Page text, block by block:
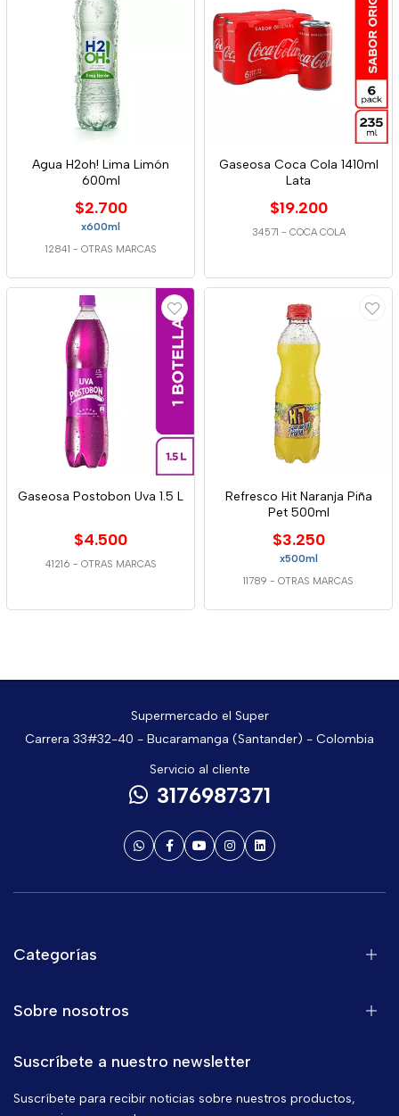
Agua H2oh! Lima Limón
600ml
$2.700
x600ml
12841 - OTRAS MARCAS
Gaseosa Coca Cola 1410ml
Lata
$19.200
34571 - COCA COLA
Gaseosa Postobon Uva 1.5 L
$4.500
41216 - OTRAS MARCAS
Refresco Hit Naranja Piña
Pet 500ml
$3.250
x500ml
11789 - OTRAS MARCAS
Supermercado el Super
Carrera 33#32-40 - Bucaramanga (Santander) - Colombia
Servicio al cliente
3176987371
Categorías
Sobre nosotros
Suscríbete a nuestro newsletter
Suscríbete para recibir noticias sobre nuestros productos,